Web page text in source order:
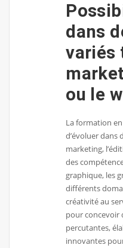
dans
variés
ou le
La formation
d’évoluer dans
marketing,
des
graphique, les
différents
créativité au
pour concevoir
percutantes,
innovantes